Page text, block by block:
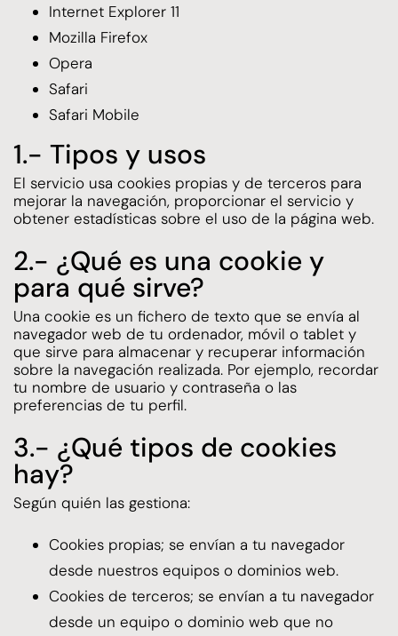
Internet Explorer 11
Mozilla Firefox
Opera
Safari
Safari Mobile
1.- Tipos y usos
El servicio usa cookies propias y de terceros para
mejorar la navegación, proporcionar el servicio y
obtener estadísticas sobre el uso de la página web.
2.- ¿Qué es una cookie y
para qué sirve?
Una cookie es un fichero de texto que se envía al
navegador web de tu ordenador, móvil o tablet y
que sirve para almacenar y recuperar información
sobre la navegación realizada. Por ejemplo, recordar
tu nombre de usuario y contraseña o las
preferencias de tu perfil.
3.- ¿Qué tipos de cookies
hay?
Según quién las gestiona:
Cookies propias; se envían a tu navegador
desde nuestros equipos o dominios web.
Cookies de terceros; se envían a tu navegador
desde un equipo o dominio web que no